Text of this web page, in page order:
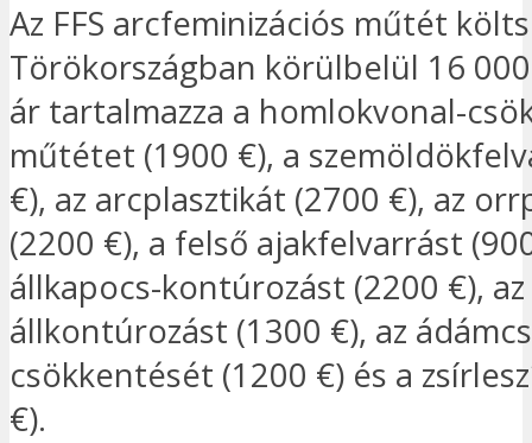
Az FFS arcfeminizációs műtét
Törökországban körülbelül 16
ár tartalmazza a homlokvonal-
műtétet (1900 €), a
€), az arcplasztikát (2700 €), az
(2200 €), a felső ajakfelvarrást
állkapocs-kontúrozást (2200 €), az
állkontúrozást (1300 €), az
csökkentését (1200 €) és a
€).